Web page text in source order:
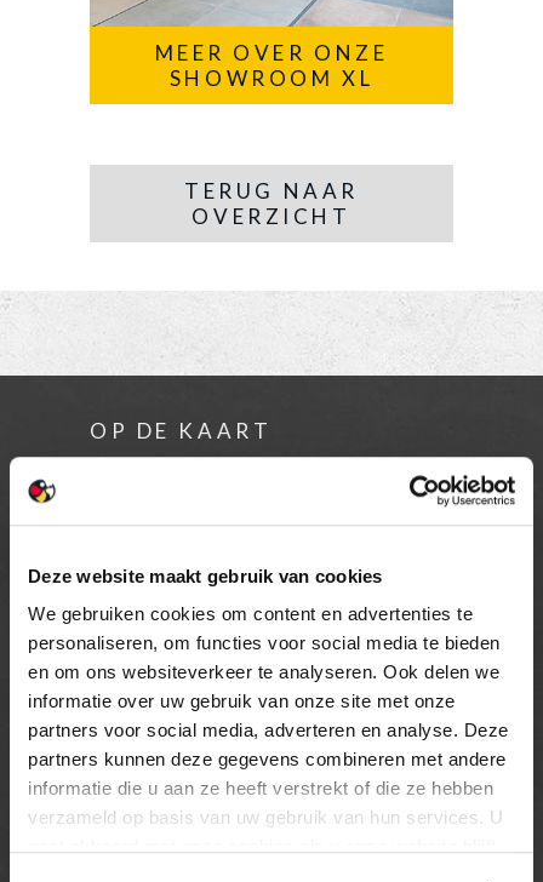
Deze website maakt gebruik van cookies
We gebruiken cookies om content en advertenties te
personaliseren, om functies voor social media te bieden
en om ons websiteverkeer te analyseren. Ook delen we
informatie over uw gebruik van onze site met onze
partners voor social media, adverteren en analyse. Deze
partners kunnen deze gegevens combineren met andere
informatie die u aan ze heeft verstrekt of die ze hebben
verzameld op basis van uw gebruik van hun services. U
MEER OVER ONZE
SHOWROOM XL
TERUG NAAR
OVERZICHT
OP DE KAART
CONTACT
Loetino Ceramics BV
Duinweg 18